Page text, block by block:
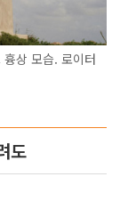
상 모습. 로이터
도